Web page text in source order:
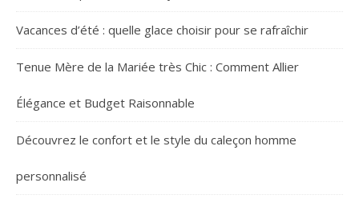
Vacances d’été : quelle glace choisir pour se rafraîchir
Tenue Mère de la Mariée très Chic : Comment Allier
Élégance et Budget Raisonnable
Découvrez le confort et le style du caleçon homme
personnalisé